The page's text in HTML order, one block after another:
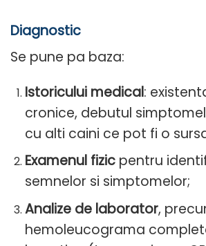
Diagnostic
Se pune pa baza:
Istoricului medical:
cronice, debutul
cu alti caini ce pot fi o
Examenul fizicpentru
semnelor si simptomelor;
Analize de laborator,
hemoleucograma